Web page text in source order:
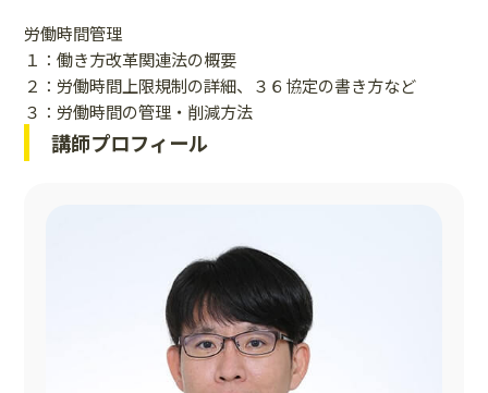
労働時間管理
１：働き方改革関連法の概要
２：労働時間上限規制の詳細、３６協定の書き方など
３：労働時間の管理・削減方法
講師プロフィール